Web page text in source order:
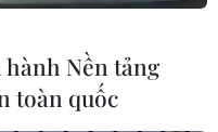
hành Nền tảng
toàn quốc